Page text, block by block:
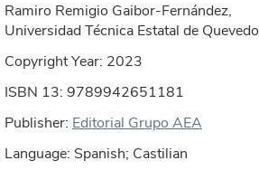
Ramiro Remigio Gaibor-Fernández,
Universidad Técnica Estatal de Quevedo
Copyright Year: 2023
ISBN 13: 9789942651181
Publisher: Editorial Grupo AEA
Language: Spanish; Castilian